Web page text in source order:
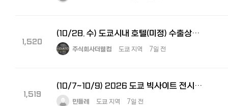
1,520
(10/28. 수) 도쿄시내 호텔(미정) 수출상담회 통역 및 운영요원 모집합니다.
주식회사더웰컴 도쿄 지역 7일 전
1,519
(10/7~10/9) 2026 도쿄 빅사이트 전시회 부스 운영 스태프 모집
민들레 도쿄 지역 7일 전